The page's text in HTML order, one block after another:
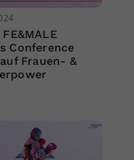
Conference
Frauen- &